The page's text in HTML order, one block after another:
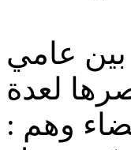
عامي
لعدة
وجيز حتى استقرت على 4 أعضاء وهم :